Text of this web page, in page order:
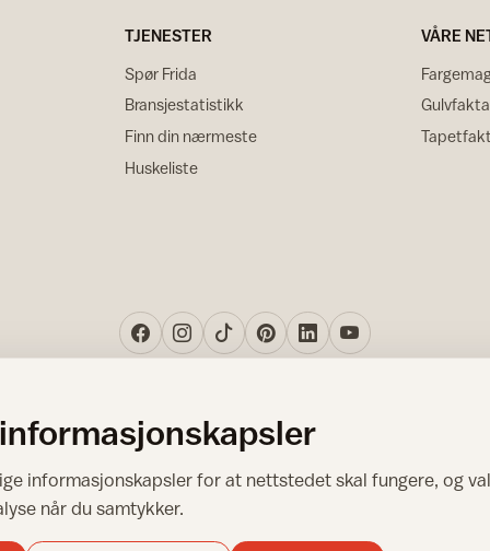
TJENESTER
Spør Frida
Bransjestatistikk
Finn din nærmeste
Huskeliste
VÅRE
Gulvfakta
Copyright © 1995-2026. All Rights Reserved.
Ansvarlig redaktør: Helge Bod Vangen
informasjonskapsler for at nettstedet skal fungere, og
når du samtykker.